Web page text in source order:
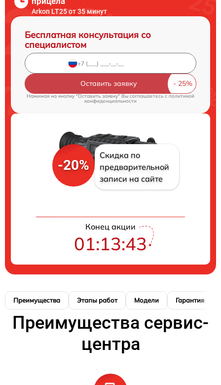
Arkon LT25 от 35 минут
Бесплатная консультация со
специалистом
Оставить заявку
Нажимая на кнопку "Оставить заявку" Вы соглашаетесь c политикой
конфиденциальности
-20%
Скидка по
предварительной
записи на сайте
Конец акции
01:13:42
Преимущества Этапы работ Модели Гарантия
Преимущества сервис-
центра